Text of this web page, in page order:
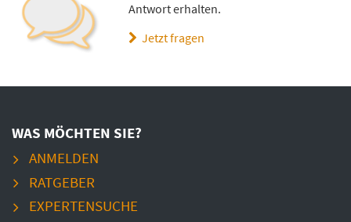
Antwort erhalten.
Jetzt fragen
WAS MÖCHTEN SIE?
ANMELDEN
RATGEBER
EXPERTENSUCHE